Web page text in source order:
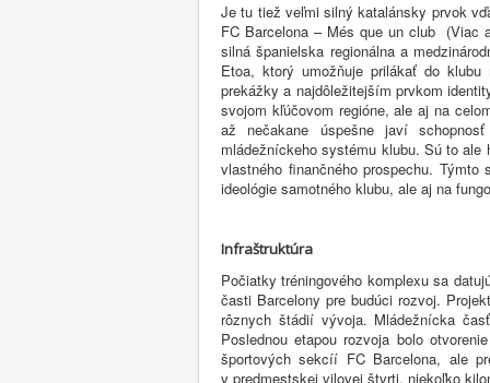
Je tu tiež veľmi silný katalánsky prvok
FC Barcelona – Més que un club (Viac
silná španielska regionálna a
Etoa, ktorý umožňuje prilákať do
prekážky a najdôležitejším prvkom
svojom kľúčovom regióne, ale aj na
až nečakane úspešne javí
mládežníckeho systému klubu. Sú to
vlastného finančného prospechu.
ideológie samotného klubu, ale aj na
Infraštruktúra
Počiatky tréningového komplexu sa
časti Barcelony pre budúci rozvoj.
rôznych štádií vývoja. Mládežnícka
Poslednou etapou rozvoja bolo
športových sekcíí FC Barcelona, ale
v predmestskej vilovej štvrti, niekoľko